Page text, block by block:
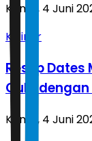
Kamis, 4 Juni
Kuliner
Resep Dates
Gula
Kamis, 4 Juni